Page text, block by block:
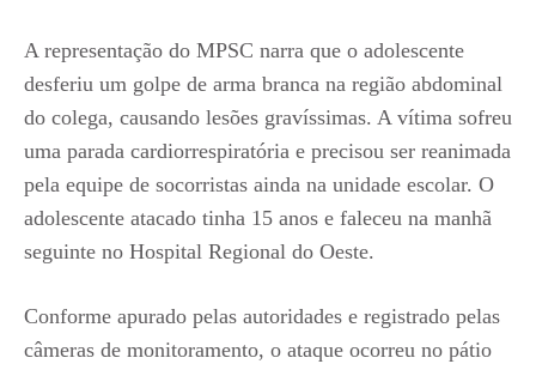
A representação do MPSC narra que o adolescente
desferiu um golpe de arma branca na região abdominal
do colega, causando lesões gravíssimas. A vítima sofreu
uma parada cardiorrespiratória e precisou ser reanimada
pela equipe de socorristas ainda na unidade escolar. O
adolescente atacado tinha 15 anos e faleceu na manhã
seguinte no Hospital Regional do Oeste.
Conforme apurado pelas autoridades e registrado pelas
câmeras de monitoramento, o ataque ocorreu no pátio